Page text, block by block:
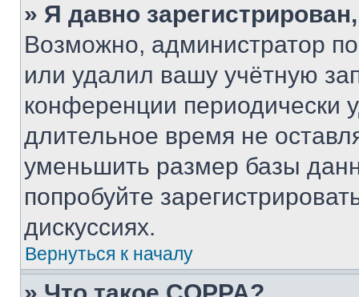
» Я давно
Возможно, администратор
или удалил вашу учётную
конференции периодически
длительное время не
уменьшить размер базы
попробуйте
дискуссиях.
Вернуться к началу